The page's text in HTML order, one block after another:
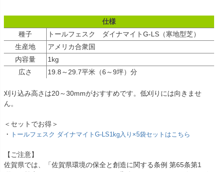
仕様
種子
トールフェスク ダイナマイトG-LS（寒地型芝）
生産地
アメリカ合衆国
内容量
1kg
広さ
19.8～29.7平米（6～9坪）分
刈り込み高さは20～30mmがおすすめです。低刈りには向きませ
ん。
＜セットでお得＞
・ トールフェスク ダイナマイトG-LS1kg入り×5袋セットはこちら
【ご注意】
佐賀県では、「佐賀県環境の保全と創造に関する条例 第65条第1